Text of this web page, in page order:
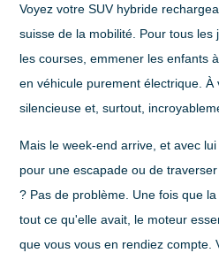
Voyez votreSUV hybride
suisse de la mobilité. Pour tous
les courses, emmener les enfants
en véhicule purement électrique. À
silencieuse et, surtout,
Mais le week-end arrive, et avec
pour une escapade ou de
? Pas de problème. Une fois que
tout ce qu'elle avait, le moteur
que vous vous en rendiez compte.